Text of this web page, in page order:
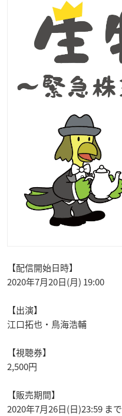
【配信開始日時】
2020年7月20日(月) 19:00
【出演】
江口拓也・鳥海浩輔
【視聴券】
2,500円
【販売期間】
2020年7月26日(日)23:59 まで